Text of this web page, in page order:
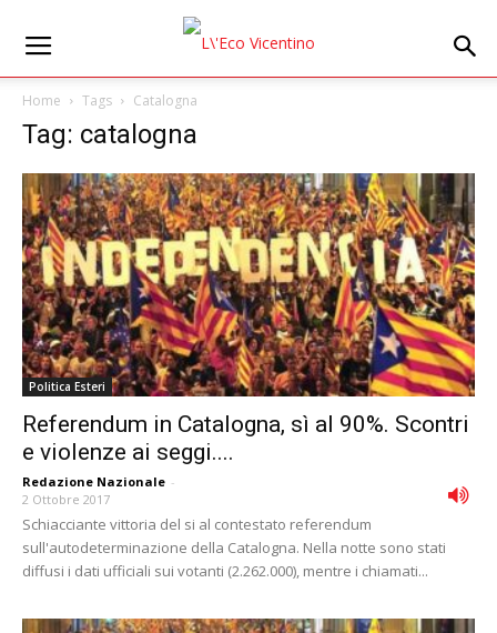
Home Tags Catalogna
Tag: catalogna
Politica Esteri
Referendum in Catalogna, sì al 90%. Scontri
e violenze ai seggi....
Redazione Nazionale -
2 Ottobre 2017
Schiacciante vittoria del si al contestato referendum
sull'autodeterminazione della Catalogna. Nella notte sono stati
diffusi i dati ufficiali sui votanti (2.262.000), mentre i chiamati...